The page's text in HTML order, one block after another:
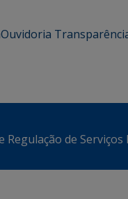
Ouvidoria
Regulação de